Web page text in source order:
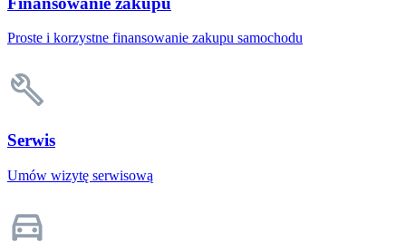
Proste i korzystne finansowanie zakupu samochodu
Serwis
Umów wizytę serwisową